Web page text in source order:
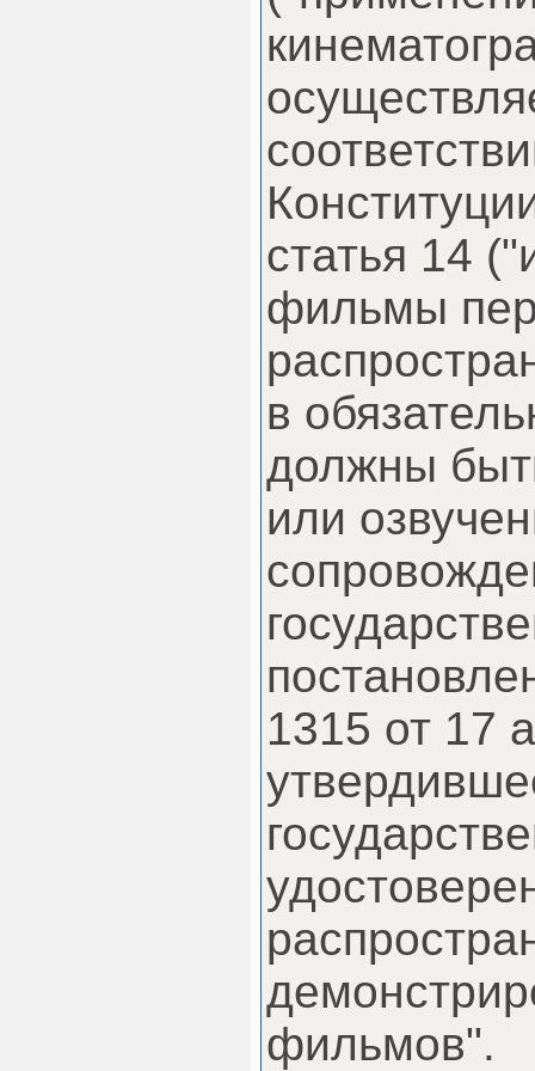
статья 14
фильмы
в
должны
или
1315 от 17
фильмов".